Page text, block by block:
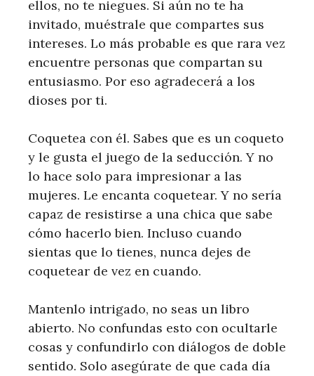
ellos, no te niegues. Si aún no te ha
invitado, muéstrale que compartes sus
intereses. Lo más probable es que rara vez
encuentre personas que compartan su
entusiasmo. Por eso agradecerá a los
dioses por ti.
Coquetea con él. Sabes que es un coqueto
y le gusta el juego de la seducción. Y no
lo hace solo para impresionar a las
mujeres. Le encanta coquetear. Y no sería
capaz de resistirse a una chica que sabe
cómo hacerlo bien. Incluso cuando
sientas que lo tienes, nunca dejes de
coquetear de vez en cuando.
Mantenlo intrigado, no seas un libro
abierto. No confundas esto con ocultarle
cosas y confundirlo con diálogos de doble
sentido. Solo asegúrate de que cada día